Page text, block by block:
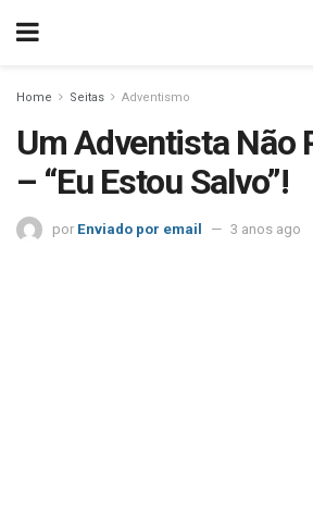
Home Seitas Adventismo
Um Adventista Não
– “Eu Estou Salvo”!
por Enviado por email 3 anos ago